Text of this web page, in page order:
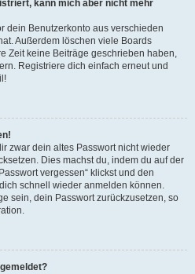
kann mich aber nicht mehr
dein Benutzerkonto aus verschieden
Außerdem löschen viele Boards
Zeit keine Beiträge geschrieben haben,
Registriere dich einfach erneut und
zwar dein altes Passwort nicht wieder
Dies machst du, indem du auf der
vergessen“ klickst und den
schnell wieder anmelden können.
sein, dein Passwort zurückzusetzen, so